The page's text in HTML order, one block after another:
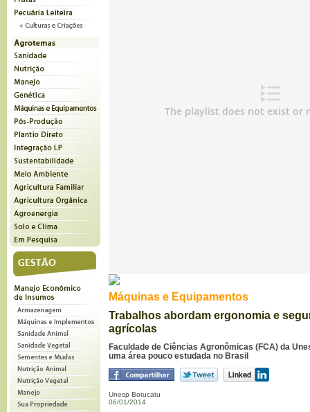
Máquinas e Equipamentos
Trabalhos abordam ergonomia e
agrícolas
Faculdade de Ciências Agronômicas (FCA) da
uma área pouco estudada no Brasil
Unesp Botucatu
06/01/2014